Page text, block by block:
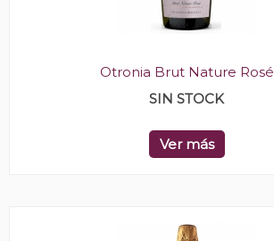
Otronia Brut Nature Rosé
SIN STOCK
Ver más